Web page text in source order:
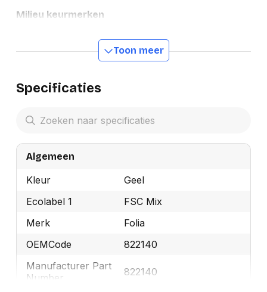
Milieu keurmerken
Toon meer
Specificaties
Algemeen
Kleur
Geel
Ecolabel 1
FSC Mix
Merk
Folia
OEMCode
822140
Manufacturer Part
Number
822140